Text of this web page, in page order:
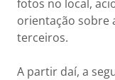
fotos no local,
orientação sobre
terceiros.
A partir daí, a